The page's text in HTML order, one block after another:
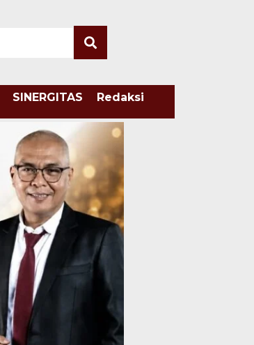
SINERGITAS Redaksi